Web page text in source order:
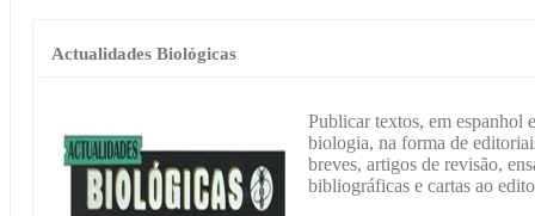
Actualidades Biológicas
Publicar textos, em espanhol
biologia, na forma de
breves, artigos de revisão,
bibliográficas e cartas ao